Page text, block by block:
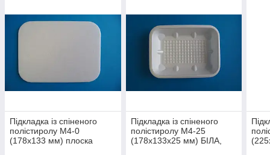
Підкладка із спіненого
полістиролу М4-0
(178х133 мм) плоска
Підкладка із спіненого
полістиролу М4-25
(178х133х25 мм) БІЛА,